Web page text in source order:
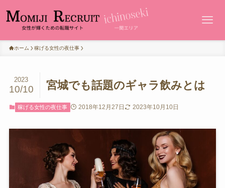
ホーム 稼げる女性の夜仕事
宮城でも話題のギャラ飲みとは
2023
10/10
稼げる女性の夜仕事 2018年12月27日 2023年10月10日